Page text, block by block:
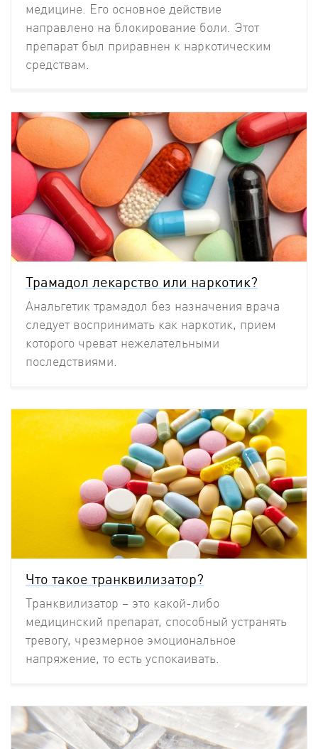
медицине. Его основное действие
направлено на блокирование боли. Этот
препарат был приравнен к наркотическим
средствам.
Трамадол лекарство или наркотик?
Анальгетик трамадол без назначения врача
следует воспринимать как наркотик, прием
которого чреват нежелательными
последствиями.
Что такое транквилизатор?
Транквилизатор – это какой-либо
медицинский препарат, способный устранять
тревогу, чрезмерное эмоциональное
напряжение, то есть успокаивать.